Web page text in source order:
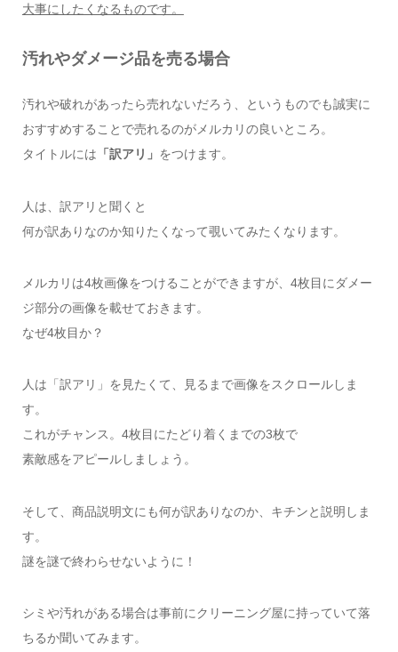
大事にしたくなるものです。
汚れやダメージ品を売る場合
汚れや破れがあったら売れないだろう、というものでも誠実に
おすすめすることで売れるのがメルカリの良いところ。
タイトルには 「訳アリ」 をつけます。
人は、訳アリと聞くと
何が訳ありなのか知りたくなって覗いてみたくなります。
メルカリは4枚画像をつけることができますが、4枚目にダメー
ジ部分の画像を載せておきます。
なぜ4枚目か？
人は「訳アリ」を見たくて、見るまで画像をスクロールしま
す。
これがチャンス。4枚目にたどり着くまでの3枚で
素敵感をアピールしましょう。
そして、商品説明文にも何が訳ありなのか、キチンと説明しま
す。
謎を謎で終わらせないように！
シミや汚れがある場合は事前にクリーニング屋に持っていて落
ちるか聞いてみます。